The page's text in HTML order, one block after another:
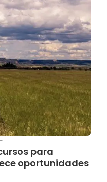
-
para
oportunidades